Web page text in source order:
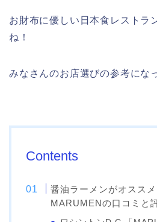
お財布に優しい日本食レストラ
ね！
みなさんのお店選びの参考にな
Contents
醤油ラーメンがオスス
MARUMENの口コミと